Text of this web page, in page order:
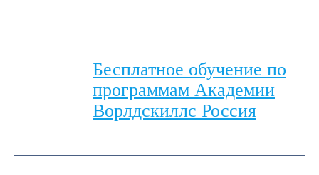
Бесплатное обучение по
программам Академии
Ворлдскиллс Россия